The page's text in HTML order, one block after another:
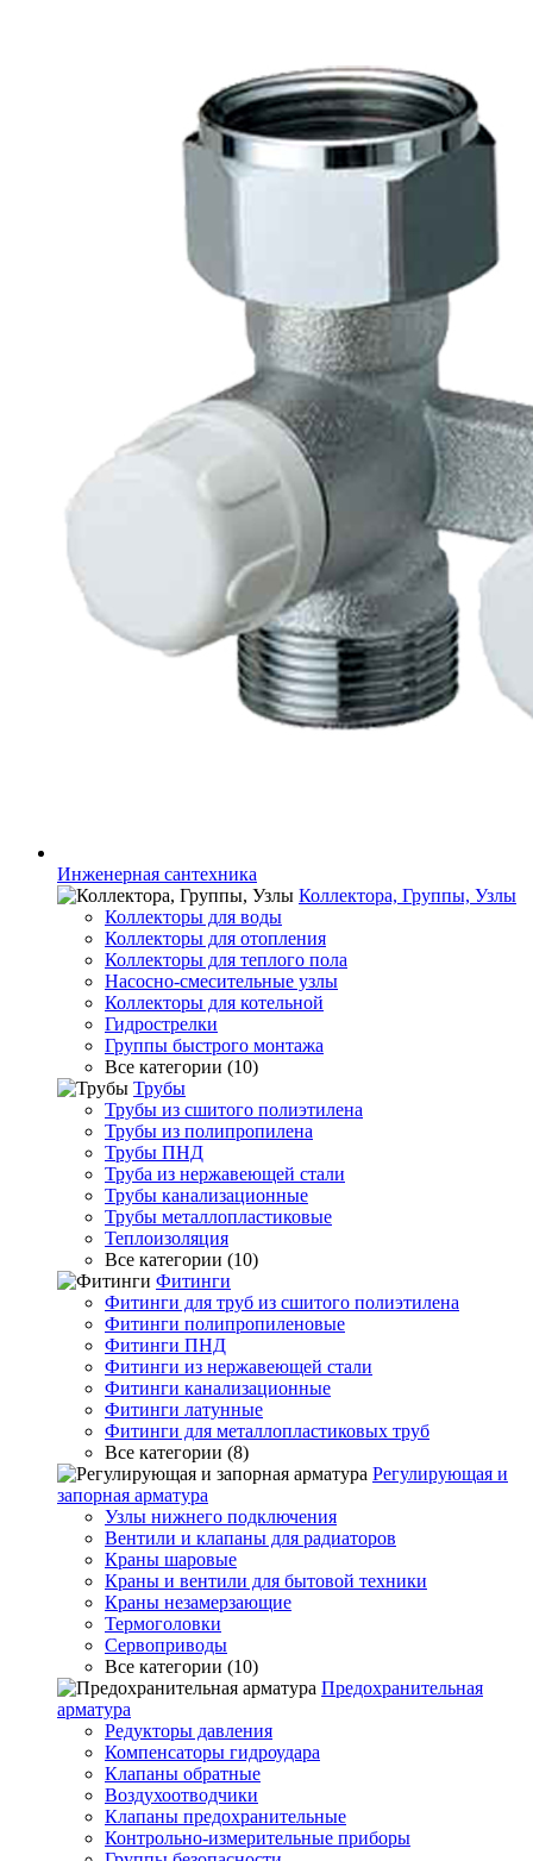
Инженерная сантехника
Коллектора, Группы, Узлы
Коллекторы для воды
Коллекторы для отопления
Коллекторы для теплого пола
Насосно-смесительные узлы
Коллекторы для котельной
Гидрострелки
Группы быстрого монтажа
Все категории (10)
Трубы
Трубы из сшитого полиэтилена
Трубы из полипропилена
Трубы ПНД
Труба из нержавеющей стали
Трубы канализационные
Трубы металлопластиковые
Теплоизоляция
Все категории (10)
Фитинги
Фитинги для труб из сшитого полиэтилена
Фитинги полипропиленовые
Фитинги ПНД
Фитинги из нержавеющей стали
Фитинги канализационные
Фитинги латунные
Фитинги для металлопластиковых труб
Все категории (8)
Регулирующая и
запорная арматура
Узлы нижнего подключения
Вентили и клапаны для радиаторов
Краны шаровые
Краны и вентили для бытовой техники
Краны незамерзающие
Термоголовки
Сервоприводы
Все категории (10)
Предохранительная
арматура
Редукторы давления
Компенсаторы гидроудара
Клапаны обратные
Воздухоотводчики
Клапаны предохранительные
Контрольно-измерительные приборы